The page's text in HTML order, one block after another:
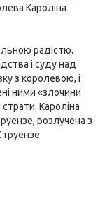
Кароліна
радістю.
і суду над
з королевою, і
ними «злочини
Кароліна
розлучена з